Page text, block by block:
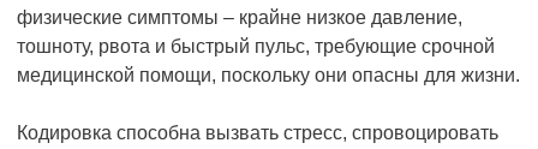
физические симптомы – крайне низкое давление,
тошноту, рвота и быстрый пульс, требующие срочной
медицинской помощи, поскольку они опасны для жизни.
Кодировка способна вызвать стресс, спровоцировать